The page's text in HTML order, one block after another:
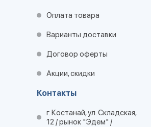
Оплата товара
Варианты доставки
Договор оферты
Акции, скидки
Контакты
г. Костанай, ул. Складская,
12 / рынок "Эдем" /